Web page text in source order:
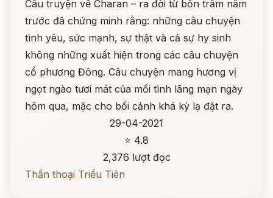
Câu truyện về Charan – ra đời từ bốn trăm năm
trước đã chứng minh rằng: những câu chuyện
tình yêu, sức mạnh, sự thật và cả sự hy sinh
không những xuất hiện trong các câu chuyện
cổ phương Đông. Câu chuyện mang hương vị
ngọt ngào tươi mát của mối tình lãng mạn ngày
hôm qua, mặc cho bối cảnh khá kỳ lạ đặt ra.
29-04-2021
⭐ 4.8
2,376 lượt đọc
Thần thoại Triều Tiên